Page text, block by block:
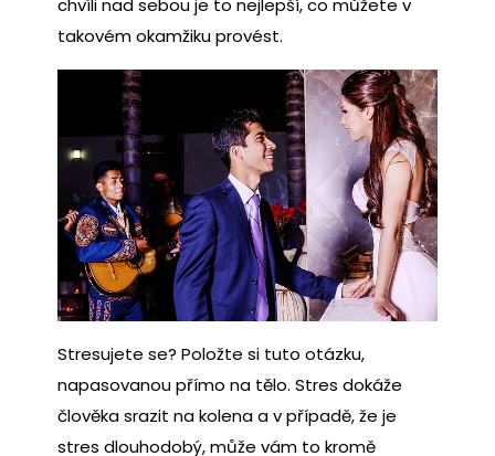
chvíli nad sebou je to nejlepší, co můžete v
takovém okamžiku provést.
Stresujete se? Položte si tuto otázku,
napasovanou přímo na tělo. Stres dokáže
člověka srazit na kolena a v případě, že je
stres dlouhodobý, může vám to kromě